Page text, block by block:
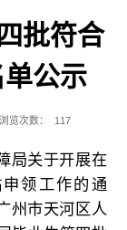
批符合
公示
浏览次数： 117
局关于开展在
领工作的通
州市天河区人